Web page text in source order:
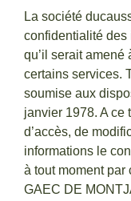
La société
confidentialité des
qu’il serait amené
certains services.
soumise aux
janvier 1978. A ce
d’accès, de
informations le
à tout moment par
GAEC DE